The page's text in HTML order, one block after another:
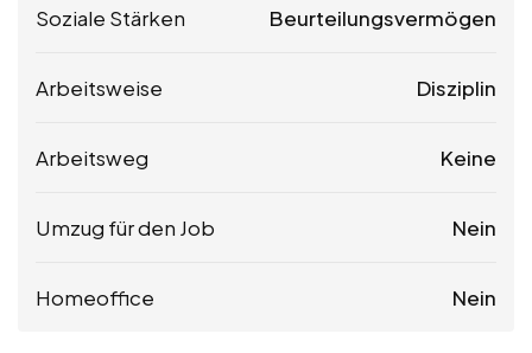
Soziale Stärken Beurteilungsvermögen
Arbeitsweise Disziplin
Arbeitsweg Keine
Umzug für den Job Nein
Homeoffice Nein